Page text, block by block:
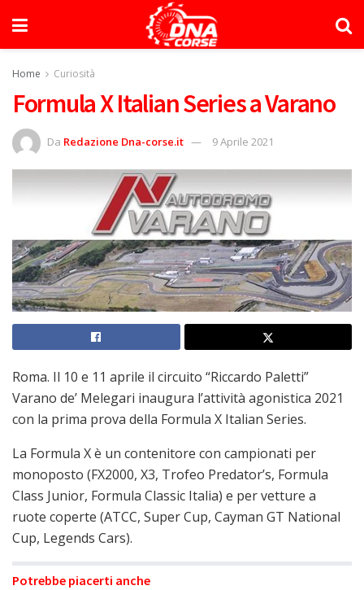
Home Curiosità
Formula X Italian Series a Varano
Da Redazione Dna-corse.it 9 Aprile 2021
Roma. Il 10 e 11 aprile il circuito “Riccardo Paletti”
Varano de’ Melegari inaugura l’attività agonistica 2021
con la prima prova della Formula X Italian Series.
La Formula X è un contenitore con campionati per
monoposto (FX2000, X3, Trofeo Predator’s, Formula
Class Junior, Formula Classic Italia) e per vetture a
ruote coperte (ATCC, Super Cup, Cayman GT National
Cup, Legends Cars).
Potrebbe piacerti anche